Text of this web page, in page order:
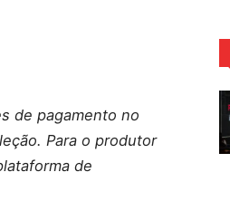
de pagamento no
Para o produtor
de